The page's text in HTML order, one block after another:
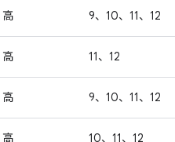
高 9、10、11、12
高 11、12
高 9、10、11、12
高 10、11、12